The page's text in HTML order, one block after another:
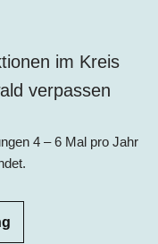
im Kreis
verpassen
4 – 6 Mal pro Jahr